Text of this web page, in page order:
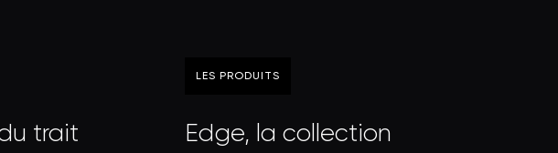
trait
LES PRODUITS
Edge, la collection